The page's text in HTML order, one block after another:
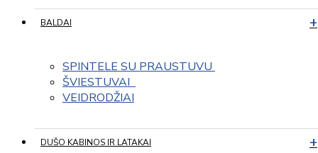
BALDAI
SPINTELE SU PRAUSTUVU
ŠVIESTUVAI
VEIDRODŽIAI
DUŠO KABINOS IR LATAKAI